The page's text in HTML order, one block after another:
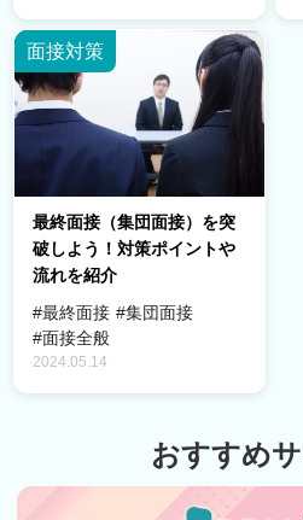
最終面接（集団面接）を突
破しよう！対策ポイントや
流れを紹介
面接対策
#最終面接 #集団面接
#面接全般
2024.05.14
おすすめ